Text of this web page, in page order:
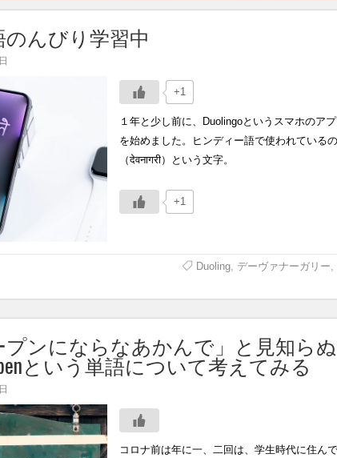
んびり学習中
+1
１年と少し前に、Duolingoというスマホのア
を始めました。ヒンディー語で使われている
（देवनागरी）という文字。
+1
Duoling, デーヴァナーガリー
プンにならなあかんで」と見知ら
という単語について考えてみる
コロナ前は年に一、二回は、学生時代に住ん